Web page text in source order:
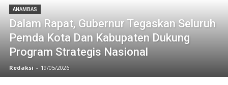
ANAMBAS
Dalam Rapat, Gubernur Tegaskan Seluruh
Pemda Kota Dan Kabupaten Dukung
Program Strategis Nasional
Redaksi - 19/05/2026